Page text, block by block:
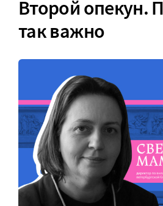
Второй опекун.
так важно